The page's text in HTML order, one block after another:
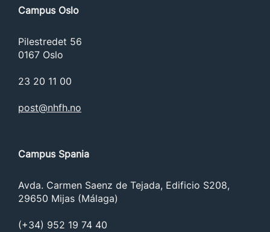
Campus Oslo
Pilestredet 56
0167 Oslo
23 20 11 00
post@nhfh.no
Campus Spania
Avda. Carmen Saenz de Tejada, Edificio S208,
29650 Mijas (Málaga)
(+34) 952 19 74 40